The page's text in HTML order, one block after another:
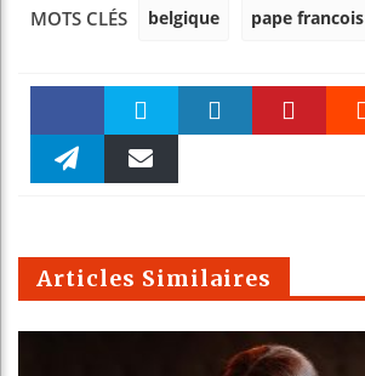
MOTS CLÉS belgique pape francois
Faceboo Twitter
m
Articles Similaires